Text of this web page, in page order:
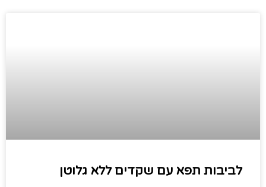
לביבות תפא עם שקדים ללא גלוטן